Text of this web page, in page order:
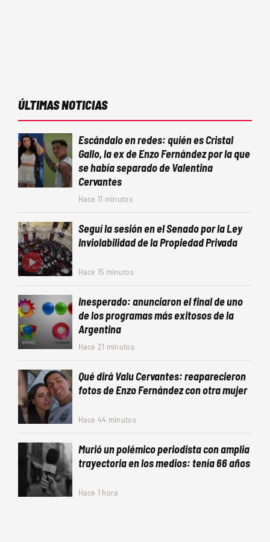
ÚLTIMAS NOTICIAS
Escándalo en redes: quién es Cristal
Gallo, la ex de Enzo Fernández por la que
se había separado de Valentina
Cervantes
Hace 11 minutos
Seguí la sesión en el Senado por la Ley
Inviolabilidad de la Propiedad Privada
Hace 15 minutos
Inesperado: anunciaron el final de uno
de los programas más exitosos de la
Argentina
Hace 21 minutos
Qué dirá Valu Cervantes: reaparecieron
fotos de Enzo Fernández con otra mujer
Hace 44 minutos
Murió un polémico periodista con amplia
trayectoria en los medios: tenía 66 años
Hace 1 hora